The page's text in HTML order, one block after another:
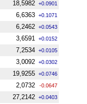
18,5982 +0.0901
6,6363 +0.1071
6,2462 +0.0543
3,6591 +0.0152
7,2534 +0.0105
3,0092 +0.0302
19,9255 +0.0746
2,0732 -0.0647
27,2142 +0.0403